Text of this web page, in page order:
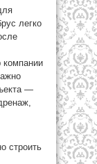
легко
компании
—